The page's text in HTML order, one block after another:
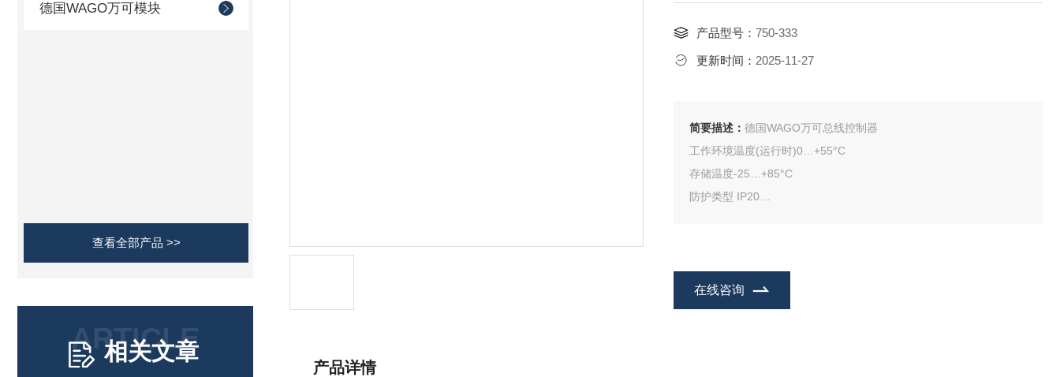
德国WAGO万可模块
查看全部产品 >>
ARTICLE
相关文章
产品型号： 750-333
更新时间： 2025-11-27
简要描述： 德国WAGO万可总线控制器
工作环境温度(运行时)0…+55°C
存储温度-25…+85°C
防护类型 IP20
在线咨询
产品详情